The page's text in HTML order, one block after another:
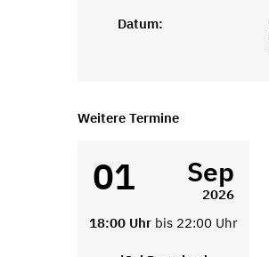
Datum:
Weitere Termine
01 Sep
2026
18:00 Uhr bis 22:00 Uhr